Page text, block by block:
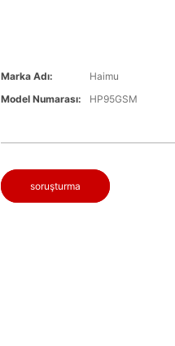
Marka Adı:
Haimu
Model Numarası:
HP95GSM
soruşturma